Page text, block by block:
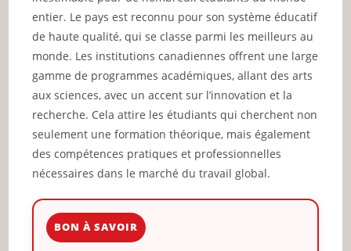
entier. Le pays est reconnu pour son système éducatif
de haute qualité, qui se classe parmi les meilleurs au
monde. Les institutions canadiennes offrent une large
gamme de programmes académiques, allant des arts
aux sciences, avec un accent sur l’innovation et la
recherche. Cela attire les étudiants qui cherchent non
seulement une formation théorique, mais également
des compétences pratiques et professionnelles
nécessaires dans le marché du travail global.
BON À SAVOIR